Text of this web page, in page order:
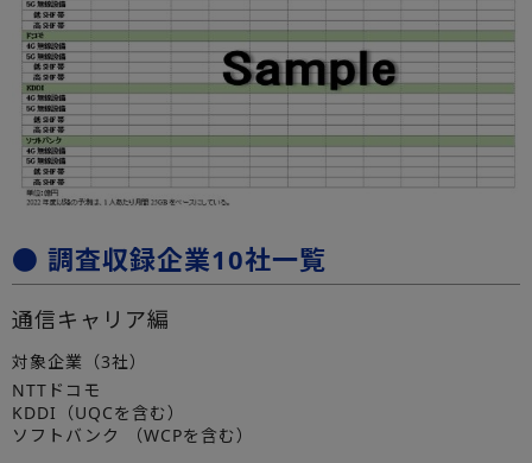
● 調査収録企業10社一覧
通信キャリア編
対象企業（3社）
NTTドコモ
KDDI（UQCを含む）
ソフトバンク （WCPを含む）